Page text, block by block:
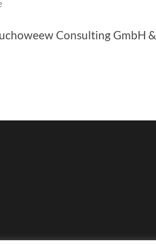
Consulting GmbH &